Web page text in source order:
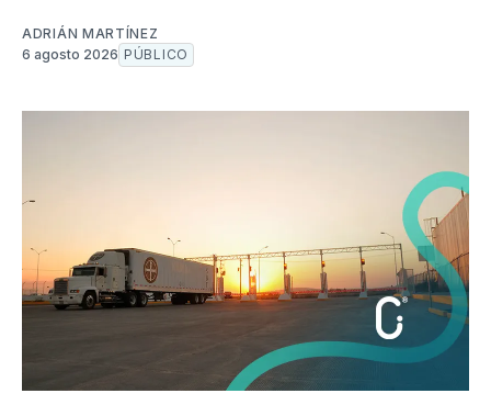
ADRIÁN MARTÍNEZ
6 agosto 2026 PÚBLICO